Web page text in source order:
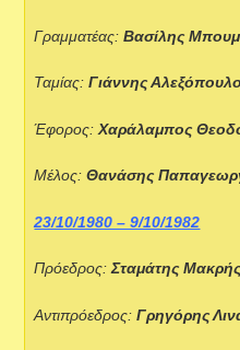
Γραμματέας:Βασίλης
Ταμίας:Γιάννης
Έφορος:Χαράλαμπος
Μέλος:Θανάσης
23/10/1980 – 9/10/1982
Πρόεδρος:Σταμάτης Μακρής
Αντιπρόεδρος:Γρηγόρης